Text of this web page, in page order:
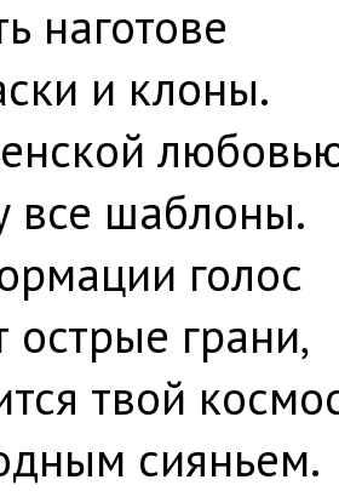
наготове
и клоны.
все шаблоны.
голос
острые грани,
твой
сияньем.